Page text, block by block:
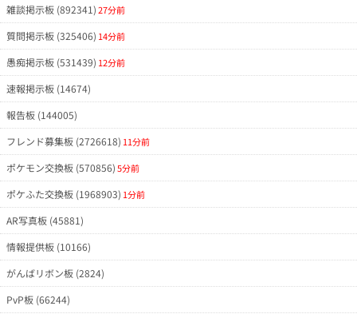
雑談掲示板 (892341)27分前
質問掲示板 (325406) 14分前
愚痴掲示板 (531439) 12分前
速報掲示板 (14674)
報告板 (144005)
フレンド募集板 (2726618) 11分前
ポケモン交換板 (570856)5分前
ポケふた交換板 (1968903) 1分前
AR写真板 (45881)
情報提供板 (10166)
がんばリボン板 (2824)
PvP板 (66244)